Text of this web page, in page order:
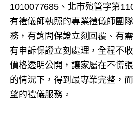
1010077685、北市殯管字第
有禮儀師執照的專業禮儀師團
務，有詢問保證立刻回覆、有
有申訴保證立刻處理，全程不
價格透明公開，讓家屬在不慌
的情況下，得到最專業完整，
望的禮儀服務。